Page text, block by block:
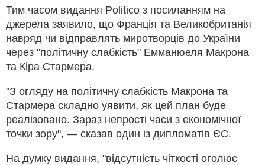
Тим часом видання Politico з посиланням на
джерела заявило, що Франція та Великобританія
навряд чи відправлять миротворців до України
через "політичну слабкість" Емманюеля Макрона
та Кіра Стармера.
"З огляду на політичну слабкість Макрона та
Стармера складно уявити, як цей план буде
реалізовано. Зараз непрості часи з економічної
точки зору", — сказав один із дипломатів ЄС.
На думку видання, "відсутність чіткості оголює